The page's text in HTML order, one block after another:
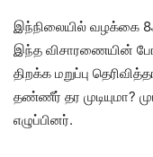
இந்நிலையில் வழக்கை
இந்த விசாரணையின்
திறக்க மறுப்பு
தண்ணீர் தர முடியுமா?
எழுப்பினர்.